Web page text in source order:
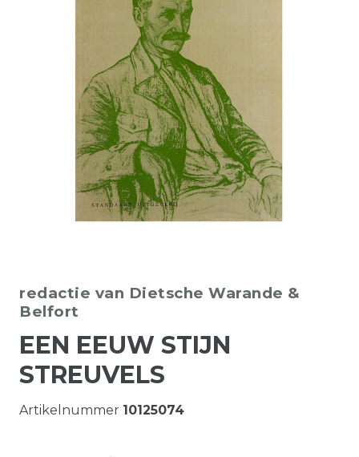
redactie van Dietsche Warande &
Belfort
EEN EEUW STIJN
STREUVELS
Artikelnummer 10125074